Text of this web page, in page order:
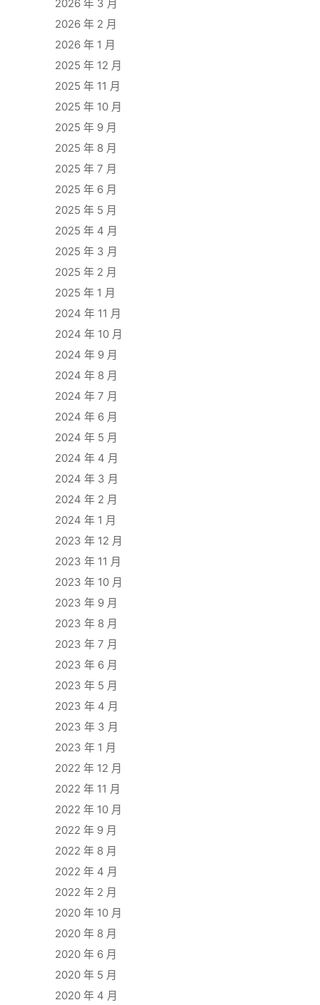
2026 年 3 月
2026 年 2 月
2026 年 1 月
2025 年 12 月
2025 年 11 月
2025 年 10 月
2025 年 9 月
2025 年 8 月
2025 年 7 月
2025 年 6 月
2025 年 5 月
2025 年 4 月
2025 年 3 月
2025 年 2 月
2025 年 1 月
2024 年 11 月
2024 年 10 月
2024 年 9 月
2024 年 8 月
2024 年 7 月
2024 年 6 月
2024 年 5 月
2024 年 4 月
2024 年 3 月
2024 年 2 月
2024 年 1 月
2023 年 12 月
2023 年 11 月
2023 年 10 月
2023 年 9 月
2023 年 8 月
2023 年 7 月
2023 年 6 月
2023 年 5 月
2023 年 4 月
2023 年 3 月
2023 年 1 月
2022 年 12 月
2022 年 11 月
2022 年 10 月
2022 年 9 月
2022 年 8 月
2022 年 4 月
2022 年 2 月
2020 年 10 月
2020 年 8 月
2020 年 6 月
2020 年 5 月
2020 年 4 月